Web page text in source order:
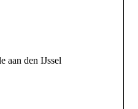
aan den IJssel